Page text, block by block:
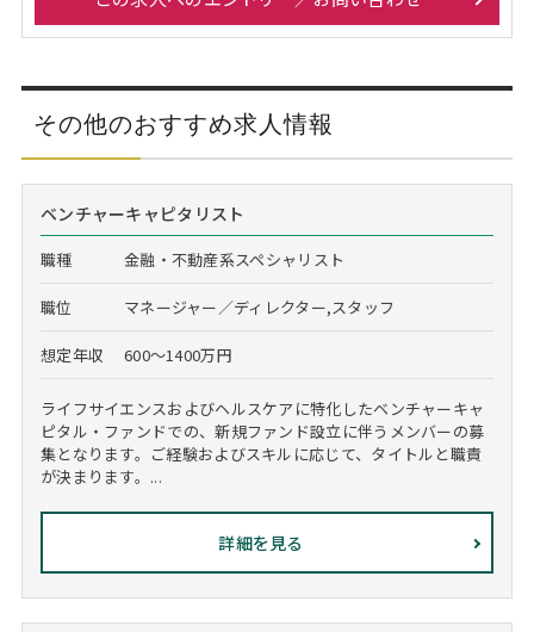
その他のおすすめ求人情報
ベンチャーキャピタリスト
職種 金融・不動産系スペシャリスト
職位 マネージャー／ディレクター,スタッフ
想定年収 600～1400万円
ライフサイエンスおよびヘルスケアに特化したベンチャーキャ
ピタル・ファンドでの、新規ファンド設立に伴うメンバーの募
集となります。ご経験およびスキルに応じて、タイトルと職責
が決まります。...
詳細を見る